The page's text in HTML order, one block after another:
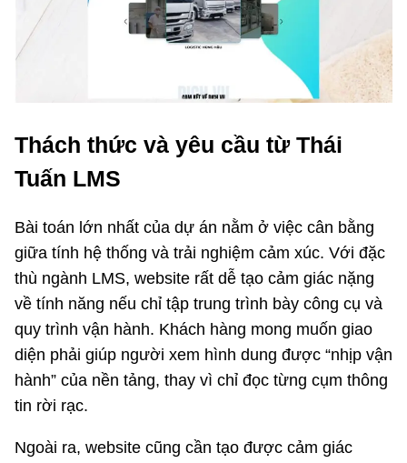
Thách thức và yêu cầu từ Thái
Tuấn LMS
Bài toán lớn nhất của dự án nằm ở việc cân bằng
giữa tính hệ thống và trải nghiệm cảm xúc. Với đặc
thù ngành LMS, website rất dễ tạo cảm giác nặng
về tính năng nếu chỉ tập trung trình bày công cụ và
quy trình vận hành. Khách hàng mong muốn giao
diện phải giúp người xem hình dung được “nhịp vận
hành” của nền tảng, thay vì chỉ đọc từng cụm thông
tin rời rạc.
Ngoài ra, website cũng cần tạo được cảm giác